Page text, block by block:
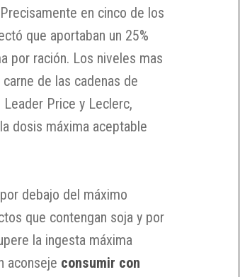
en cinco de los
que aportaban un 25%
por ración. Los niveles mas
de las cadenas de
Price y Leclerc,
dosis máxima aceptable
debajo del máximo
que contengan soja y por
la ingesta máxima
aconseje consumir con